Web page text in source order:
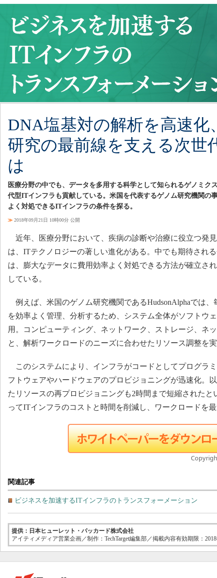
DNA塩基対の解析を高速化
研究の最前線を支える次世
は
医療分野の中でも、データを多用する科学として知られるゲノミク
代型ITインフラも貢献している。米国を代表するゲノム研究機関の
よく対処できるITインフラの条件を探る。
≫ 2018年09月21日 10時00分 公開
近年、医療分野において、疾病の診断や治療に役立つ発
は、ITテクノロジーの著しい進化がある。中でも期待され
は、膨大なデータに費用効率よく対処できる方法が確立さ
している。
例えば、米国のゲノム研究機関であるHudsonAlphaでは、
を効率よく管理、分析するため、システム全体がソフトウ
用。コンピューティング、ネットワーク、ストレージ、ネ
と、解析ワークロードのニーズに合わせたリソース調整を
このシステムにより、インフラがコードとしてプログラ
フトウェアやハードウェアのプロビジョニングが迅速化。
たリソースの再プロビジョニングも2時間まで短縮されたと
ってITインフラのコストと時間を削減し、ワークロードを
関連記事
ビジネスを加速するITインフラのトランスフォーメーション
提供：日本ヒューレット・パッカード株式会社
アイティメディア営業企画／制作：TechTarget編集部／掲載内容有効期限：